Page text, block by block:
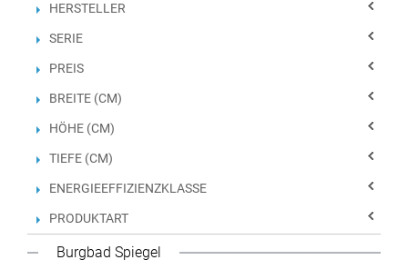
HERSTELLER
SERIE
PREIS
BREITE (CM)
HÖHE (CM)
TIEFE (CM)
ENERGIEEFFIZIENZKLASSE
PRODUKTART
Burgbad Spiegel